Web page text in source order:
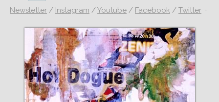
Newsletter / Instagram /Youtube / Facebook / Twitter ·